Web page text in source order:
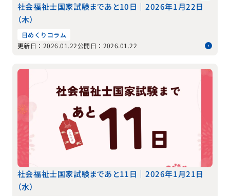
社会福祉士国家試験まであと10日｜2026年1月22日
（木）
日めくりコラム
更新日：2026.01.22公開日：2026.01.22
社会福祉士国家試験まであと11日｜2026年1月21日
（水）